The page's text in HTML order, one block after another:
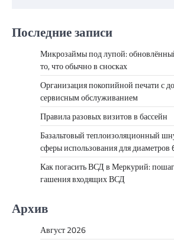
Последние записи
Микрозаймы под лупой:
то, что обычно в сносках
Организация покопийной печати с
сервисным обслуживанием
Правила разовых визитов в бассейн
Базальтовый теплоизоляционный
сферы использования для
Как погасить ВСД в Меркурий:
гашения входящих ВСД
Архив
Август 2026